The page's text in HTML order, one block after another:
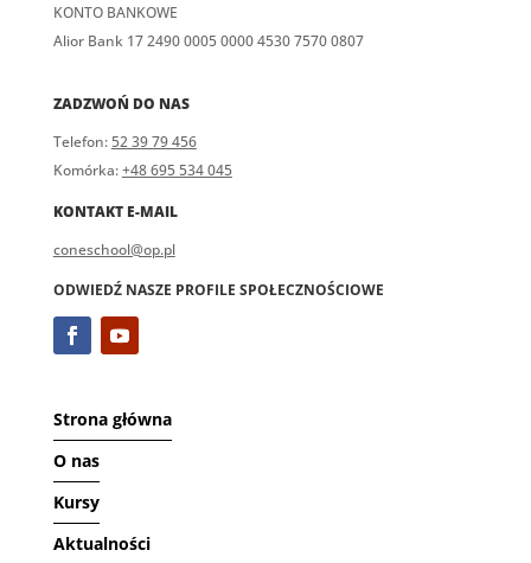
KONTO BANKOWE
Alior Bank 17 2490 0005 0000 4530 7570 0807
ZADZWOŃ DO NAS
Telefon:52 39 79 456
Komórka:+48 695 534 045
KONTAKT E-MAIL
coneschool@op.pl
ODWIEDŹ NASZE PROFILE SPOŁECZNOŚCIOWE
Strona główna
O nas
Kursy
Aktualności